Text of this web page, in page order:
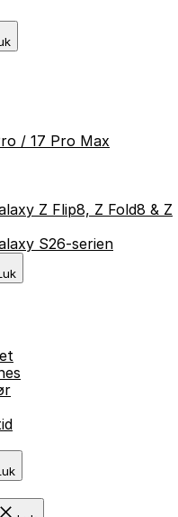
/ 17 Pro Max
Z Flip8, Z Fold8 & Z
S26-serien